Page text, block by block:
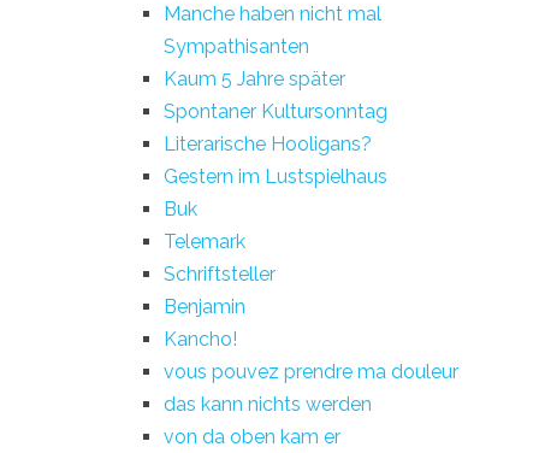
Manche haben nicht mal
Sympathisanten
Kaum 5 Jahre später
Spontaner Kultursonntag
Literarische Hooligans?
Gestern im Lustspielhaus
Buk
Telemark
Schriftsteller
Benjamin
Kancho!
vous pouvez prendre ma douleur
das kann nichts werden
von da oben kam er